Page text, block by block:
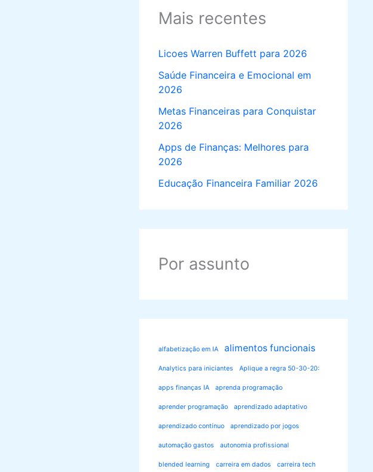
Mais recentes
Licoes Warren Buffett para 2026
Saúde Financeira e Emocional em
2026
Metas Financeiras para Conquistar
2026
Apps de Finanças: Melhores para
2026
Educação Financeira Familiar 2026
Por assunto
alfabetização em IA alimentos funcionais
Analytics para iniciantes Aplique a regra 50-30-20:
apps finanças IA aprenda programação
aprender programação aprendizado adaptativo
aprendizado contínuo aprendizado por jogos
automação gastos autonomia profissional
blended learning carreira em dados carreira tech